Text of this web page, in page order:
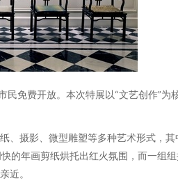
免费开放。本次特展以“文艺创作”
摄影、微型雕塑等多种艺术形式，
的年画剪纸烘托出红火氛围，而一组
近。